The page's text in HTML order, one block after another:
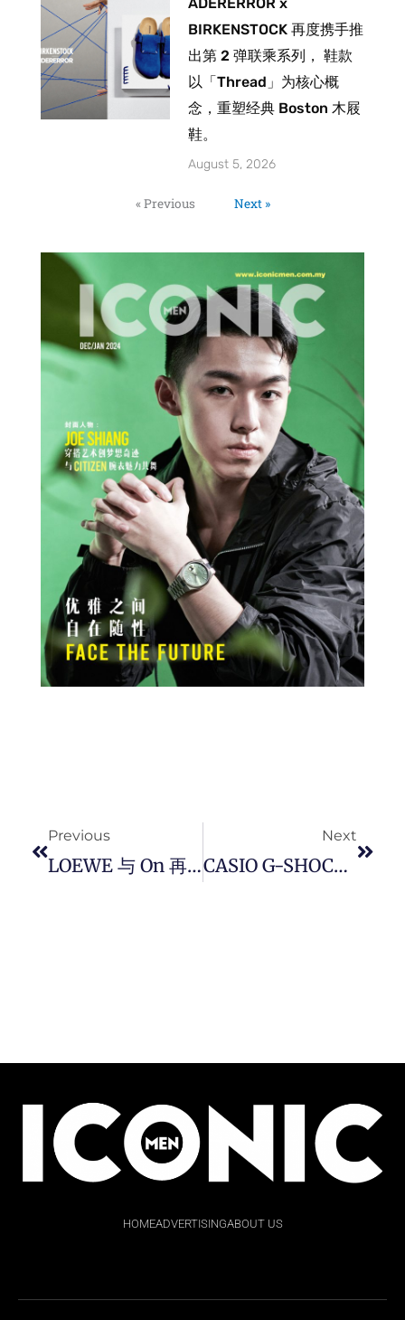
BIRKENSTOCK 再度携手推
出第 2 弹联乘系列， 鞋款
以「Thread」为核心概
念，重塑经典 Boston 木屐
鞋。
August 5, 2026
« Previous Next »
Previous
LOEWE 与 On 再度推出全新 Cloudtilt 2.0 运动鞋新配色， 将优雅细节融入休闲多功能鞋款中。
Next
CASIO G-SHOCK 为庆祝 2025 蛇年的到来, 推出全新「 衔尾蛇 」新春生肖腕錶，将传统寓意融入当代潮流风格，开启新岁新程。
HOMEADVERTISINGABOUT US